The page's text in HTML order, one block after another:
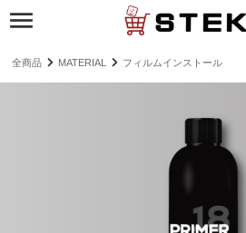
全商品 MATERIAL フィルムインストール